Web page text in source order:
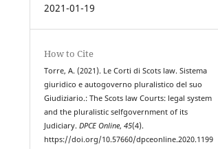
2021-01-19
How to Cite
Torre, A. (2021). Le Corti di Scots law. Sistema
giuridico e autogoverno pluralistico del suo
Giudiziario.: The Scots law Courts: legal system
and the pluralistic selfgovernment of its
Judiciary.DPCE Online,45(4).
https://doi.org/10.57660/dpceonline.2020.1199